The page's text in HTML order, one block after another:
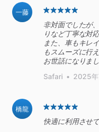
一藤
非対面でしたが
りなど丁寧な対
また、車もキレ
もスムーズに行
お世話になりま
Safari • 2025年
橋龍
快適に利用させ